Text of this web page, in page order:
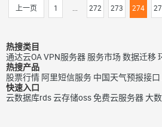
上一页 1 ... 272 273 274
热搜类目
通达云OAVPN服务器 服务市场数据迁移
热搜产品
股票行情 阿里短信服务 中国天气预报接口
快速入口
云数据库rds云存储oss免费云服务器大